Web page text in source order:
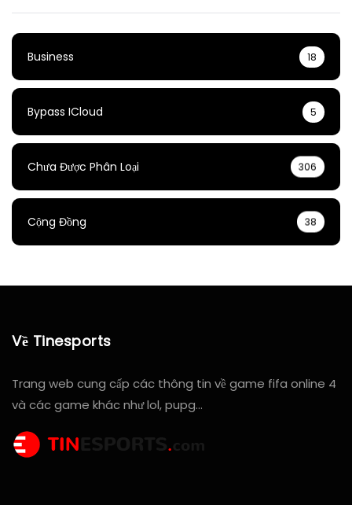
Business 18
Bypass ICloud 5
Chưa Được Phân Loại 306
Cộng Đồng 38
Về Tinesports
Trang web cung cấp các thông tin về game fifa online 4
và các game khác như lol, pupg…